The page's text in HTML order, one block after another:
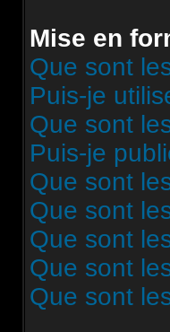
Mise en
Que sont
Puis-je
Que sont
Puis-je
Que sont
Que sont
Que sont
Que sont
Que sont